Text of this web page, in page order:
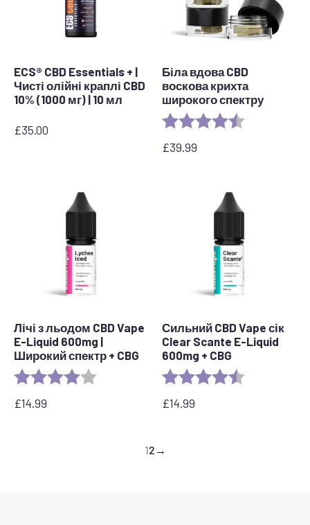
ECS® CBD Essentials + |
Чисті олійні краплі CBD
10% (1000 мг) | 10 мл
£35.00
Біла вдова CBD
воскова крихта
широкого спектру
Рейтинг:
£39.99
Лічі з льодом CBD Vape
E-Liquid 600mg |
Широкий спектр + CBG
Рейтинг: 4.0 out of 5 stars
£14.99
Сильний CBD Vape сік
Clear Scante E-Liquid
600mg + CBG
Рейтинг:
£14.99
12 →